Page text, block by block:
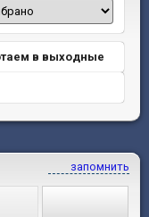
в выходные
запомнить